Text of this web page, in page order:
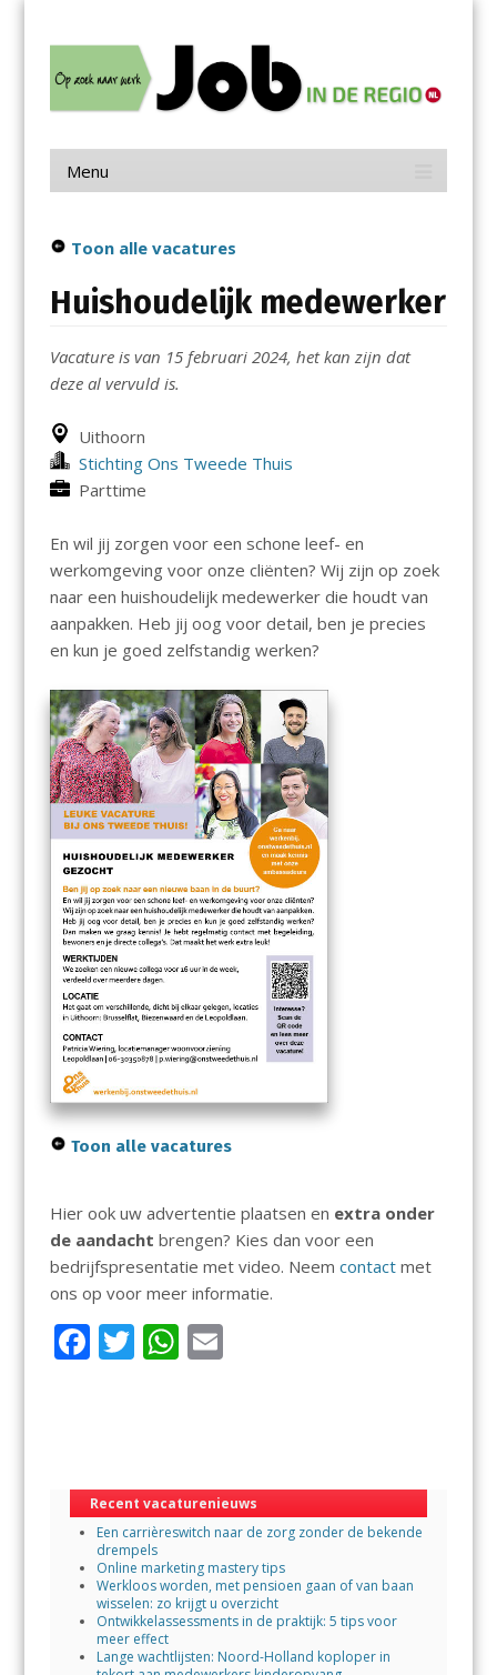
contentJob in de Regio
Menu
Toon alle vacatures
Huishoudelijk medewerker
Vacature is van 15 februari 2024, het kan zijn dat
deze al vervuld is.
Uithoorn
Stichting Ons Tweede Thuis
Parttime
En wil jij zorgen voor een schone leef- en
werkomgeving voor onze cliënten? Wij zijn op zoek
naar een huishoudelijk medewerker die houdt van
aanpakken. Heb jij oog voor detail, ben je precies
en kun je goed zelfstandig werken?
Toon alle vacatures
Hier ook uw advertentie plaatsen en extra onder
de aandacht brengen? Kies dan voor een
bedrijfspresentatie met video. Neem contactmet
ons op voor meer informatie.
F
o
o
k
T W
A
p
p
E
Recent vacaturenieuws
Een carrièreswitch naar de zorg zonder de bekende
drempels
Online marketing mastery tips
Werkloos worden, met pensioen gaan of van baan
wisselen: zo krijgt u overzicht
Ontwikkelassessments in de praktijk: 5 tips voor
meer effect
Lange wachtlijsten: Noord-Holland koploper in